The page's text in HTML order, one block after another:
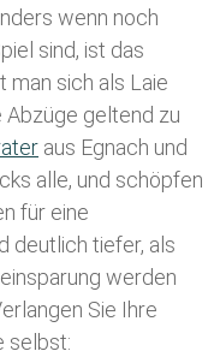
wenn noch
sind, ist das
man sich als Laie
Abzüge geltend zu
aus Egnach und
alle, und schöpfen
für eine
deutlich tiefer, als
werden
Sie Ihre
selbst: